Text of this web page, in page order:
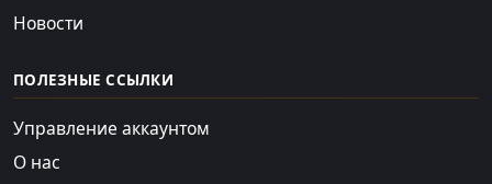
Новости
ПОЛЕЗНЫЕ ССЫЛКИ
Управление аккаунтом
О нас